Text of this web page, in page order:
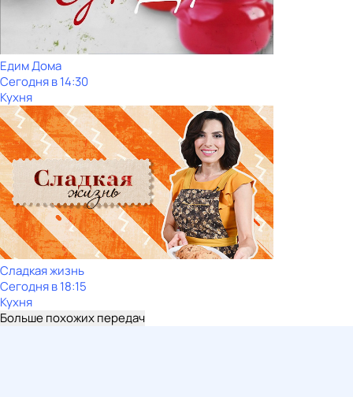
Едим Дома
Сегодня в 14:30
Кухня
Сладкая жизнь
Сегодня в 18:15
Кухня
Больше похожих передач